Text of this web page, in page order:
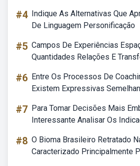
#4 Indique As Alternativas Que
De Linguagem Personificação
#5 Campos De Experiências
Quantidades Relações E
#6 Entre Os Processos De
Existem Expressivas
#7 Para Tomar Decisões Mais
Interessante Analisar Os
#8 O Bioma Brasileiro Retratado
Caracterizado Principalmente